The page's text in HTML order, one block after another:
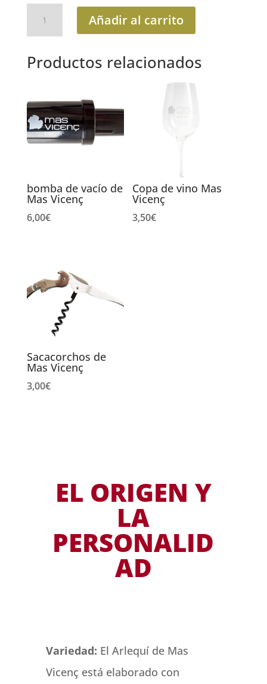
original
era:
81,00€.
actual
es:
73,60€.
Caja
6
Añadir al carrito
Productos relacionados
bomba de vacío de
Mas Vicenç
6,00€
Copa de vino Mas
Vicenç
3,50€
Sacacorchos de
Mas Vicenç
3,00€
EL ORIGEN Y
LA
PERSONALID
AD
Variedad: El Arlequí de Mas
Vicenç está elaborado con